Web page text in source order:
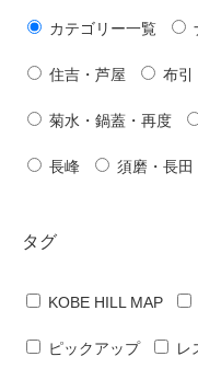
カテゴリー一覧
住吉・芦屋 布引
菊水・鍋蓋・再度
長峰 須磨・長田
タグ
KOBE HILL MAP
ピックアップ レ